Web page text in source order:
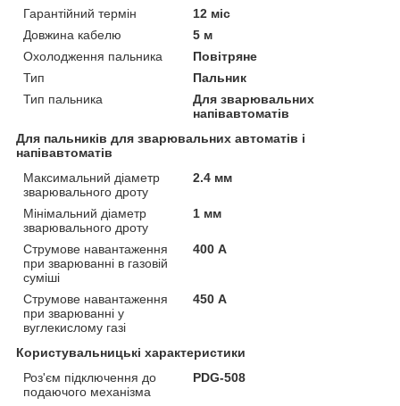
Гарантійний термін
12 міс
Довжина кабелю
5 м
Охолодження пальника
Повітряне
Тип
Пальник
Тип пальника
Для зварювальних
напівавтоматів
Для пальників для зварювальних автоматів і
напівавтоматів
Максимальний діаметр
зварювального дроту
2.4 мм
Мінімальний діаметр
зварювального дроту
1 мм
Струмове навантаження
при зварюванні в газовій
суміші
400 А
Струмове навантаження
при зварюванні у
вуглекислому газі
450 А
Користувальницькі характеристики
Роз'єм підключення до
подаючого механізма
PDG-508